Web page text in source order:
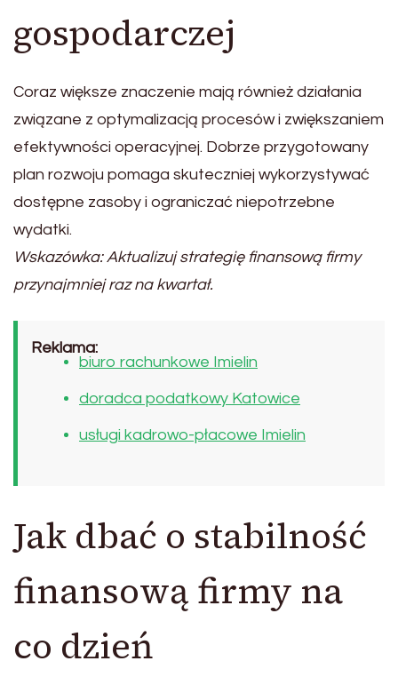
gospodarczej
Coraz większe znaczenie mają również działania
związane z optymalizacją procesów i zwiększaniem
efektywności operacyjnej. Dobrze przygotowany
plan rozwoju pomaga skuteczniej wykorzystywać
dostępne zasoby i ograniczać niepotrzebne
wydatki.
Wskazówka: Aktualizuj strategię finansową firmy
przynajmniej raz na kwartał.
Reklama:
biuro rachunkowe Imielin
doradca podatkowy Katowice
usługi kadrowo-płacowe Imielin
Jak dbać o stabilność
finansową firmy na
co dzień